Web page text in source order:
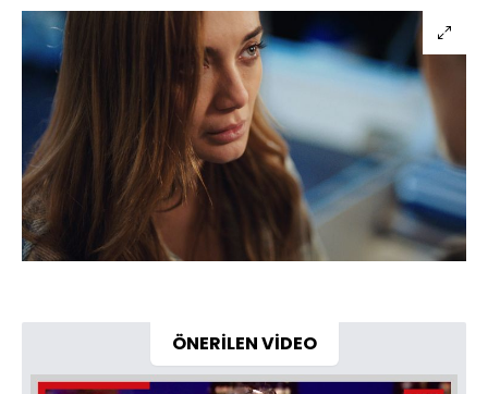
ÖNERİLEN VİDEO